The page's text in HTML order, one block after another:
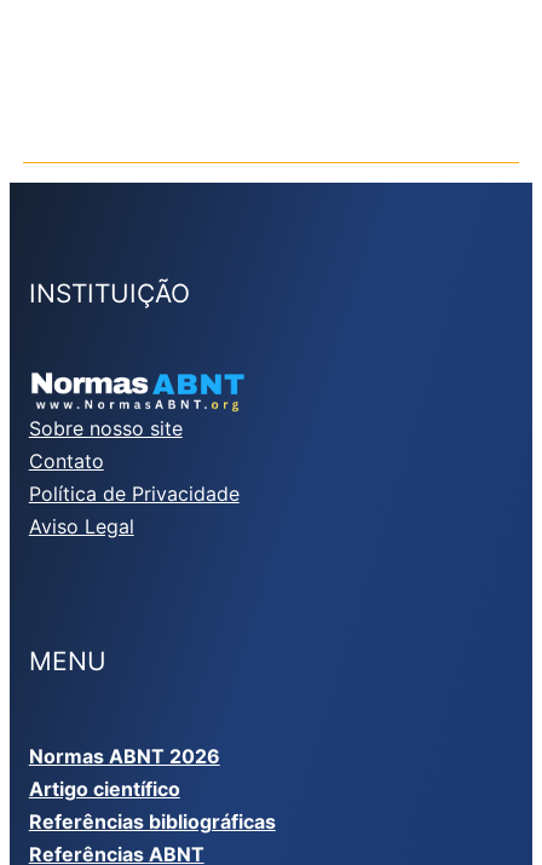
INSTITUIÇÃO
Sobre nosso site
Contato
Política de Privacidade
Aviso Legal
MENU
Normas ABNT 2026
Artigo científico
Referências bibliográficas
Referências ABNT